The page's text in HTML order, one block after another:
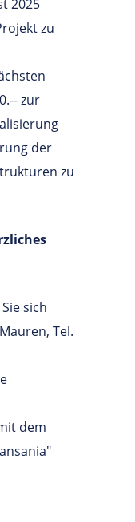
2025
zu
zur
der
zu
sich
Tel.
dem